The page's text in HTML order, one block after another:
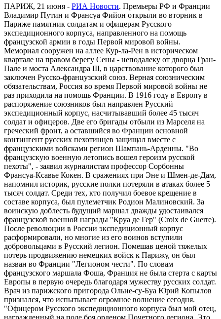
ПАРИЖ, 21 июня - РИА Новости. Премьеры РФ и Франции
Владимир Путин и Франсуа Фийон открыли во вторник в
Париже памятник солдатам и офицерам Русского
экспедиционного корпуса, направленного на помощь
французской армии в годы Первой мировой войны.
Мемориал сооружен на аллее Кур-ла-Рен в историческом
квартале на правом берегу Сены - неподалеку от дворца Гран-
Пале и моста Александра III, в царствование которого был
заключен Русско-французский союз. Верная союзническим
обязательствам, Россия во время Первой мировой войны не
раз приходила на помощь Франции. В 1916 году в Европу в
распоряжение союзников был направлен Русский
экспедиционный корпус, насчитывавший более 45 тысяч
солдат и офицеров. Две его бригады отбыли из Марселя на
греческий фронт, а оставшийся во Франции основной
контингент русских пехотинцев защищал вместе с
французскими войсками регион Шампань-Арденны. "Во
французскую военную летопись вошел героизм русской
пехоты", - заявил журналистам профессор Сорбонны
Франсуа-Ксавье Кокен. В сражениях при Эне и Шмен-де-Дам,
напомнил историк, русские полки потеряли в атаках более 5
тысяч солдат. Среди тех, кто получил боевое крещение в
составе корпуса, был пулеметчик Родион Малиновский. За
воинскую доблесть будущий маршал дважды удостаивался
французской военной награды "Круа де Гер" (Croix de Guerre).
После революции в России экспедиционный корпус
расформировали, но многие из его воинов вступили
добровольцами в Русский легион. Помешав ценой тяжелых
потерь продвижению немецких войск к Парижу, он был
назван во Франции "Легионом чести". По словам
французского маршала Фоша, Франция не была стерта с карты
Европы в первую очередь благодаря мужеству русских солдат.
Врач из парижского пригорода Ольне-су-Буа Юрий Копылов
признался, что испытывает огромное волнение сегодня.
"Офицером Русского экспедиционного корпуса был мой отец,
награжденный на поле боя орденом Почетного легиона. Это